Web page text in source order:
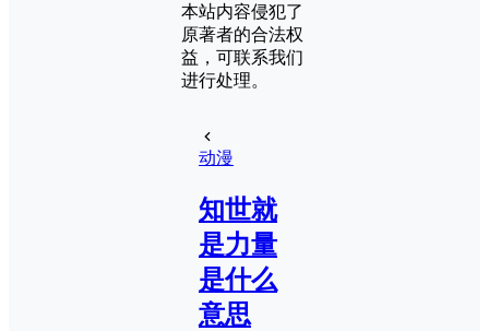
本站内容侵犯了
原著者的合法权
益，可联系我们
进行处理。
动漫
知世就
是力量
是什么
意思